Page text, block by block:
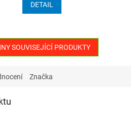
DETAIL
SOUVISEJÍCÍ PRODUKTY
Značka